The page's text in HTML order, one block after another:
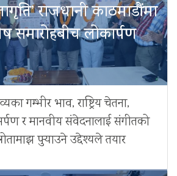
राजधानी काठमाडौंमा
समारोहबीच लोकार्पण
गम्भीर भाव, राष्ट्रिय चेतना,
र मानवीय संवेदनालाई संगीतको
पुर्‍याउने उद्देश्यले तयार